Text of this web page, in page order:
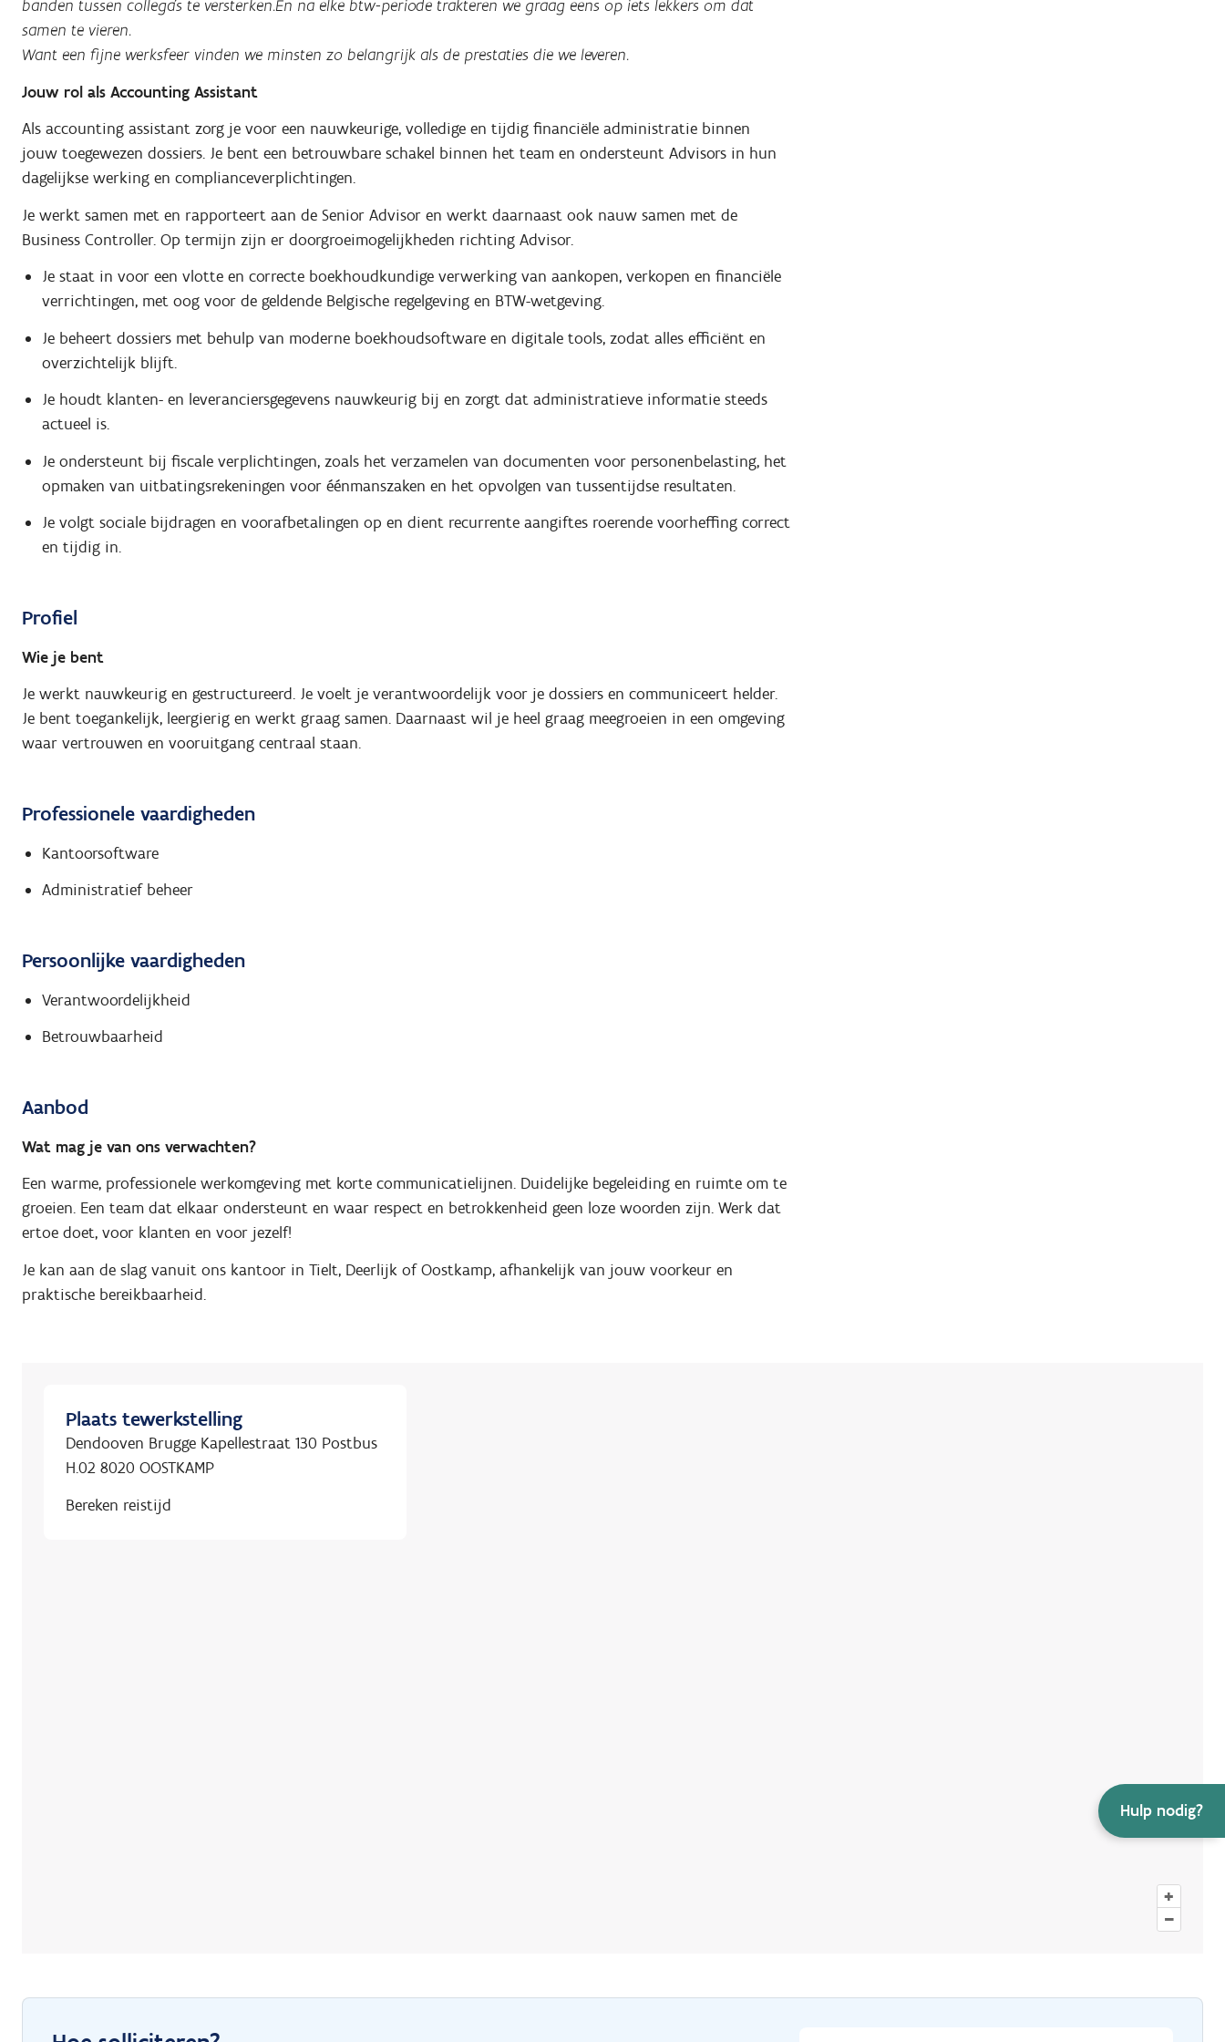
Hulp nodig?
banden tussen collega’s te versterken.En na elke btw-periode trakteren we graag eens op iets lekkers om dat
samen te vieren.
Want een fijne werksfeer vinden we minsten zo belangrijk als de prestaties die we leveren.
Jouw rol als Accounting Assistant
Als accounting assistant zorg je voor een nauwkeurige, volledige en tijdig financiële administratie binnen
jouw toegewezen dossiers. Je bent een betrouwbare schakel binnen het team en ondersteunt Advisors in hun
dagelijkse werking en complianceverplichtingen.
Je werkt samen met en rapporteert aan de Senior Advisor en werkt daarnaast ook nauw samen met de
Business Controller. Op termijn zijn er doorgroeimogelijkheden richting Advisor.
Je staat in voor een vlotte en correcte boekhoudkundige verwerking van aankopen, verkopen en financiële
verrichtingen, met oog voor de geldende Belgische regelgeving en BTW-wetgeving.
Je beheert dossiers met behulp van moderne boekhoudsoftware en digitale tools, zodat alles efficiënt en
overzichtelijk blijft.
Je houdt klanten- en leveranciersgegevens nauwkeurig bij en zorgt dat administratieve informatie steeds
actueel is.
Je ondersteunt bij fiscale verplichtingen, zoals het verzamelen van documenten voor personenbelasting, het
opmaken van uitbatingsrekeningen voor éénmanszaken en het opvolgen van tussentijdse resultaten.
Je volgt sociale bijdragen en voorafbetalingen op en dient recurrente aangiftes roerende voorheffing correct
en tijdig in.
Profiel
Wie je bent
Je werkt nauwkeurig en gestructureerd. Je voelt je verantwoordelijk voor je dossiers en communiceert helder.
Je bent toegankelijk, leergierig en werkt graag samen. Daarnaast wil je heel graag meegroeien in een omgeving
waar vertrouwen en vooruitgang centraal staan.
Professionele vaardigheden
Kantoorsoftware
Administratief beheer
Persoonlijke vaardigheden
Verantwoordelijkheid
Betrouwbaarheid
Aanbod
Wat mag je van ons verwachten?
Een warme, professionele werkomgeving met korte communicatielijnen. Duidelijke begeleiding en ruimte om te
groeien. Een team dat elkaar ondersteunt en waar respect en betrokkenheid geen loze woorden zijn. Werk dat
ertoe doet, voor klanten en voor jezelf!
Je kan aan de slag vanuit ons kantoor in Tielt, Deerlijk of Oostkamp, afhankelijk van jouw voorkeur en
praktische bereikbaarheid.
+
–
Plaats tewerkstelling
Dendooven Brugge Kapellestraat 130 Postbus
H.02 8020 OOSTKAMP
Bereken reistijd